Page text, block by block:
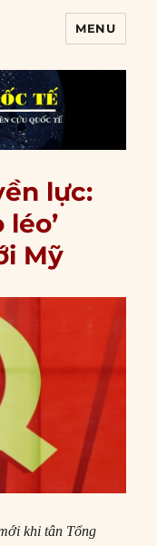
MENU
lực:
léo’
Mỹ
khi tân Tổng